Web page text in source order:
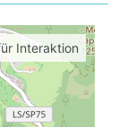
Interaktion